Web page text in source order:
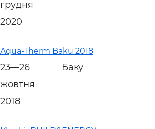
грудня
2020
Aqua-Therm Baku 2018
23—26
жовтня
2018
Баку